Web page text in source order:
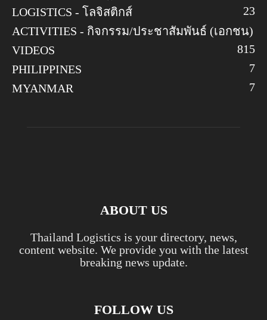
LOGISTICS - โลจิสติกส์
23
ACTIVITIES - กิจกรรม/ประชาสัมพันธ์ (เอกชน)
15
VIDEOS
8
PHILIPPINES
7
MYANMAR
7
ABOUT US
Thailand Logistics is your directory, news,
content website. We provide you with the latest
breaking news update.
FOLLOW US